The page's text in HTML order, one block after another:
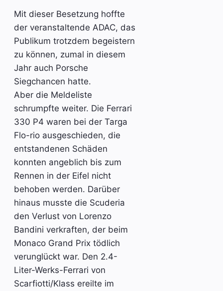
Mit dieser Besetzung hoffte
der veranstaltende ADAC, das
Publikum trotzdem begeistern
zu können, zumal in diesem
Jahr auch Porsche
Siegchancen hatte.
Aber die Meldeliste
schrumpfte weiter. Die Ferrari
330 P4 waren bei der Targa
Flo-rio ausgeschieden, die
entstandenen Schäden
konnten angeblich bis zum
Rennen in der Eifel nicht
behoben werden. Darüber
hinaus musste die Scuderia
den Verlust von Lorenzo
Bandini verkraften, der beim
Monaco Grand Prix tödlich
verunglückt war. Den 2.4-
Liter-Werks-Ferrari von
Scarfiotti/Klass ereilte im